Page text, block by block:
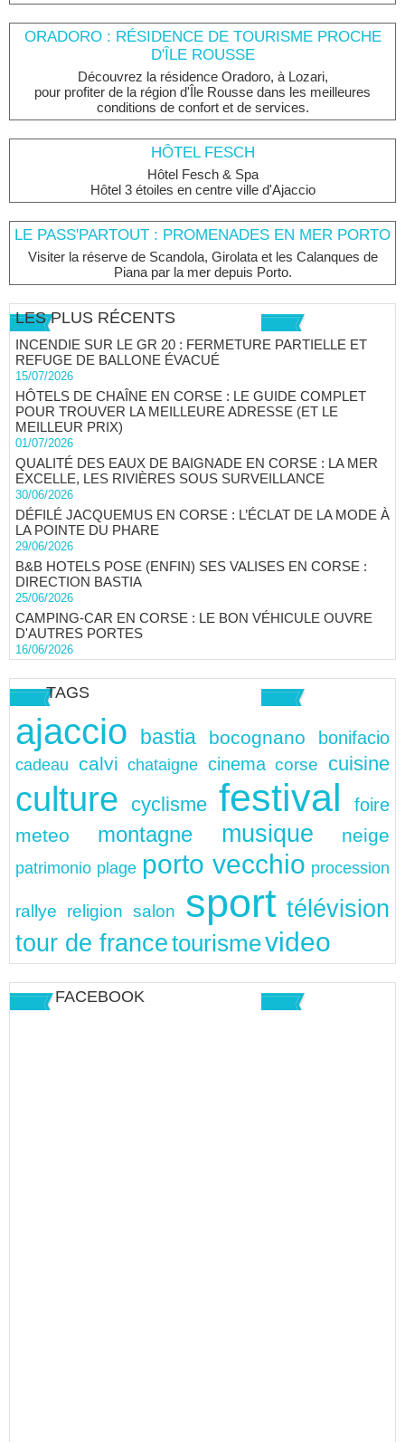
ORADORO : RÉSIDENCE DE TOURISME PROCHE
D'ÎLE ROUSSE
Découvrez la résidence Oradoro, à Lozari,
pour profiter de la région d'Île Rousse dans les meilleures
conditions de confort et de services.
HÔTEL FESCH
Hôtel Fesch & Spa
Hôtel 3 étoiles en centre ville d'Ajaccio
LE PASS'PARTOUT : PROMENADES EN MER PORTO
Visiter la réserve de Scandola, Girolata et les Calanques de
Piana par la mer depuis Porto.
LES PLUS RÉCENTS
INCENDIE SUR LE GR 20 : FERMETURE PARTIELLE ET
REFUGE DE BALLONE ÉVACUÉ
15/07/2026
HÔTELS DE CHAÎNE EN CORSE : LE GUIDE COMPLET
POUR TROUVER LA MEILLEURE ADRESSE (ET LE
MEILLEUR PRIX)
01/07/2026
QUALITÉ DES EAUX DE BAIGNADE EN CORSE : LA MER
EXCELLE, LES RIVIÈRES SOUS SURVEILLANCE
30/06/2026
DÉFILÉ JACQUEMUS EN CORSE : L’ÉCLAT DE LA MODE À
LA POINTE DU PHARE
29/06/2026
B&B HOTELS POSE (ENFIN) SES VALISES EN CORSE :
DIRECTION BASTIA
25/06/2026
CAMPING-CAR EN CORSE : LE BON VÉHICULE OUVRE
D'AUTRES PORTES
16/06/2026
TAGS
ajaccio bastia bocognano bonifacio
cadeau calvi chataigne cinema corse cuisine
culture cyclisme festival foire
meteo montagne musique neige
patrimonio plage porto vecchio procession
rallye religion salon sport télévision
tour de francetourismevideo
FACEBOOK